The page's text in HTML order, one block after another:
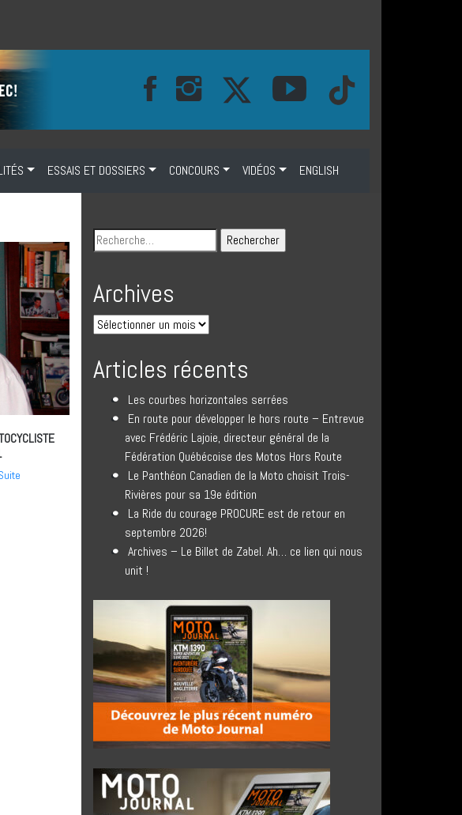
ESSAIS ET DOSSIERS CONCOURS VIDÉOS ENGLISH
Archives
Articles récents
Les courbes horizontales serrées
En route pour développer le hors route – Entrevue
avec Frédéric Lajoie, directeur général de la
Fédération Québécoise des Motos Hors Route
Le Panthéon Canadien de la Moto choisit Trois-
Rivières pour sa 19e édition
La Ride du courage PROCURE est de retour en
septembre 2026!
Archives – Le Billet de Zabel. Ah… ce lien qui nous
unit !